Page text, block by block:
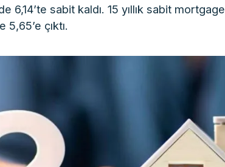
sabit kaldı. 15 yıllık sabit
çıktı.